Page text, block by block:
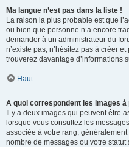
Ma langue n’est pas dans la liste !
La raison la plus probable est que
ou bien que personne n’a encore
demander à un administrateur du
n’existe pas, n’hésitez pas à créer
trouverez davantage d’informations
Haut
A quoi correspondent les images
Il y a deux images qui peuvent être
lorsque vous consultez les
associée à votre rang,
nombre de messages ou votre